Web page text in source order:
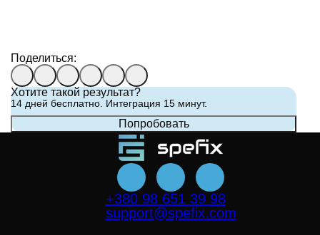
Поделиться:
Хотите такой результат?
14 дней бесплатно. Интеграция 15 минут.
Попробовать
+380 98 651 39 98
support@spefix.com